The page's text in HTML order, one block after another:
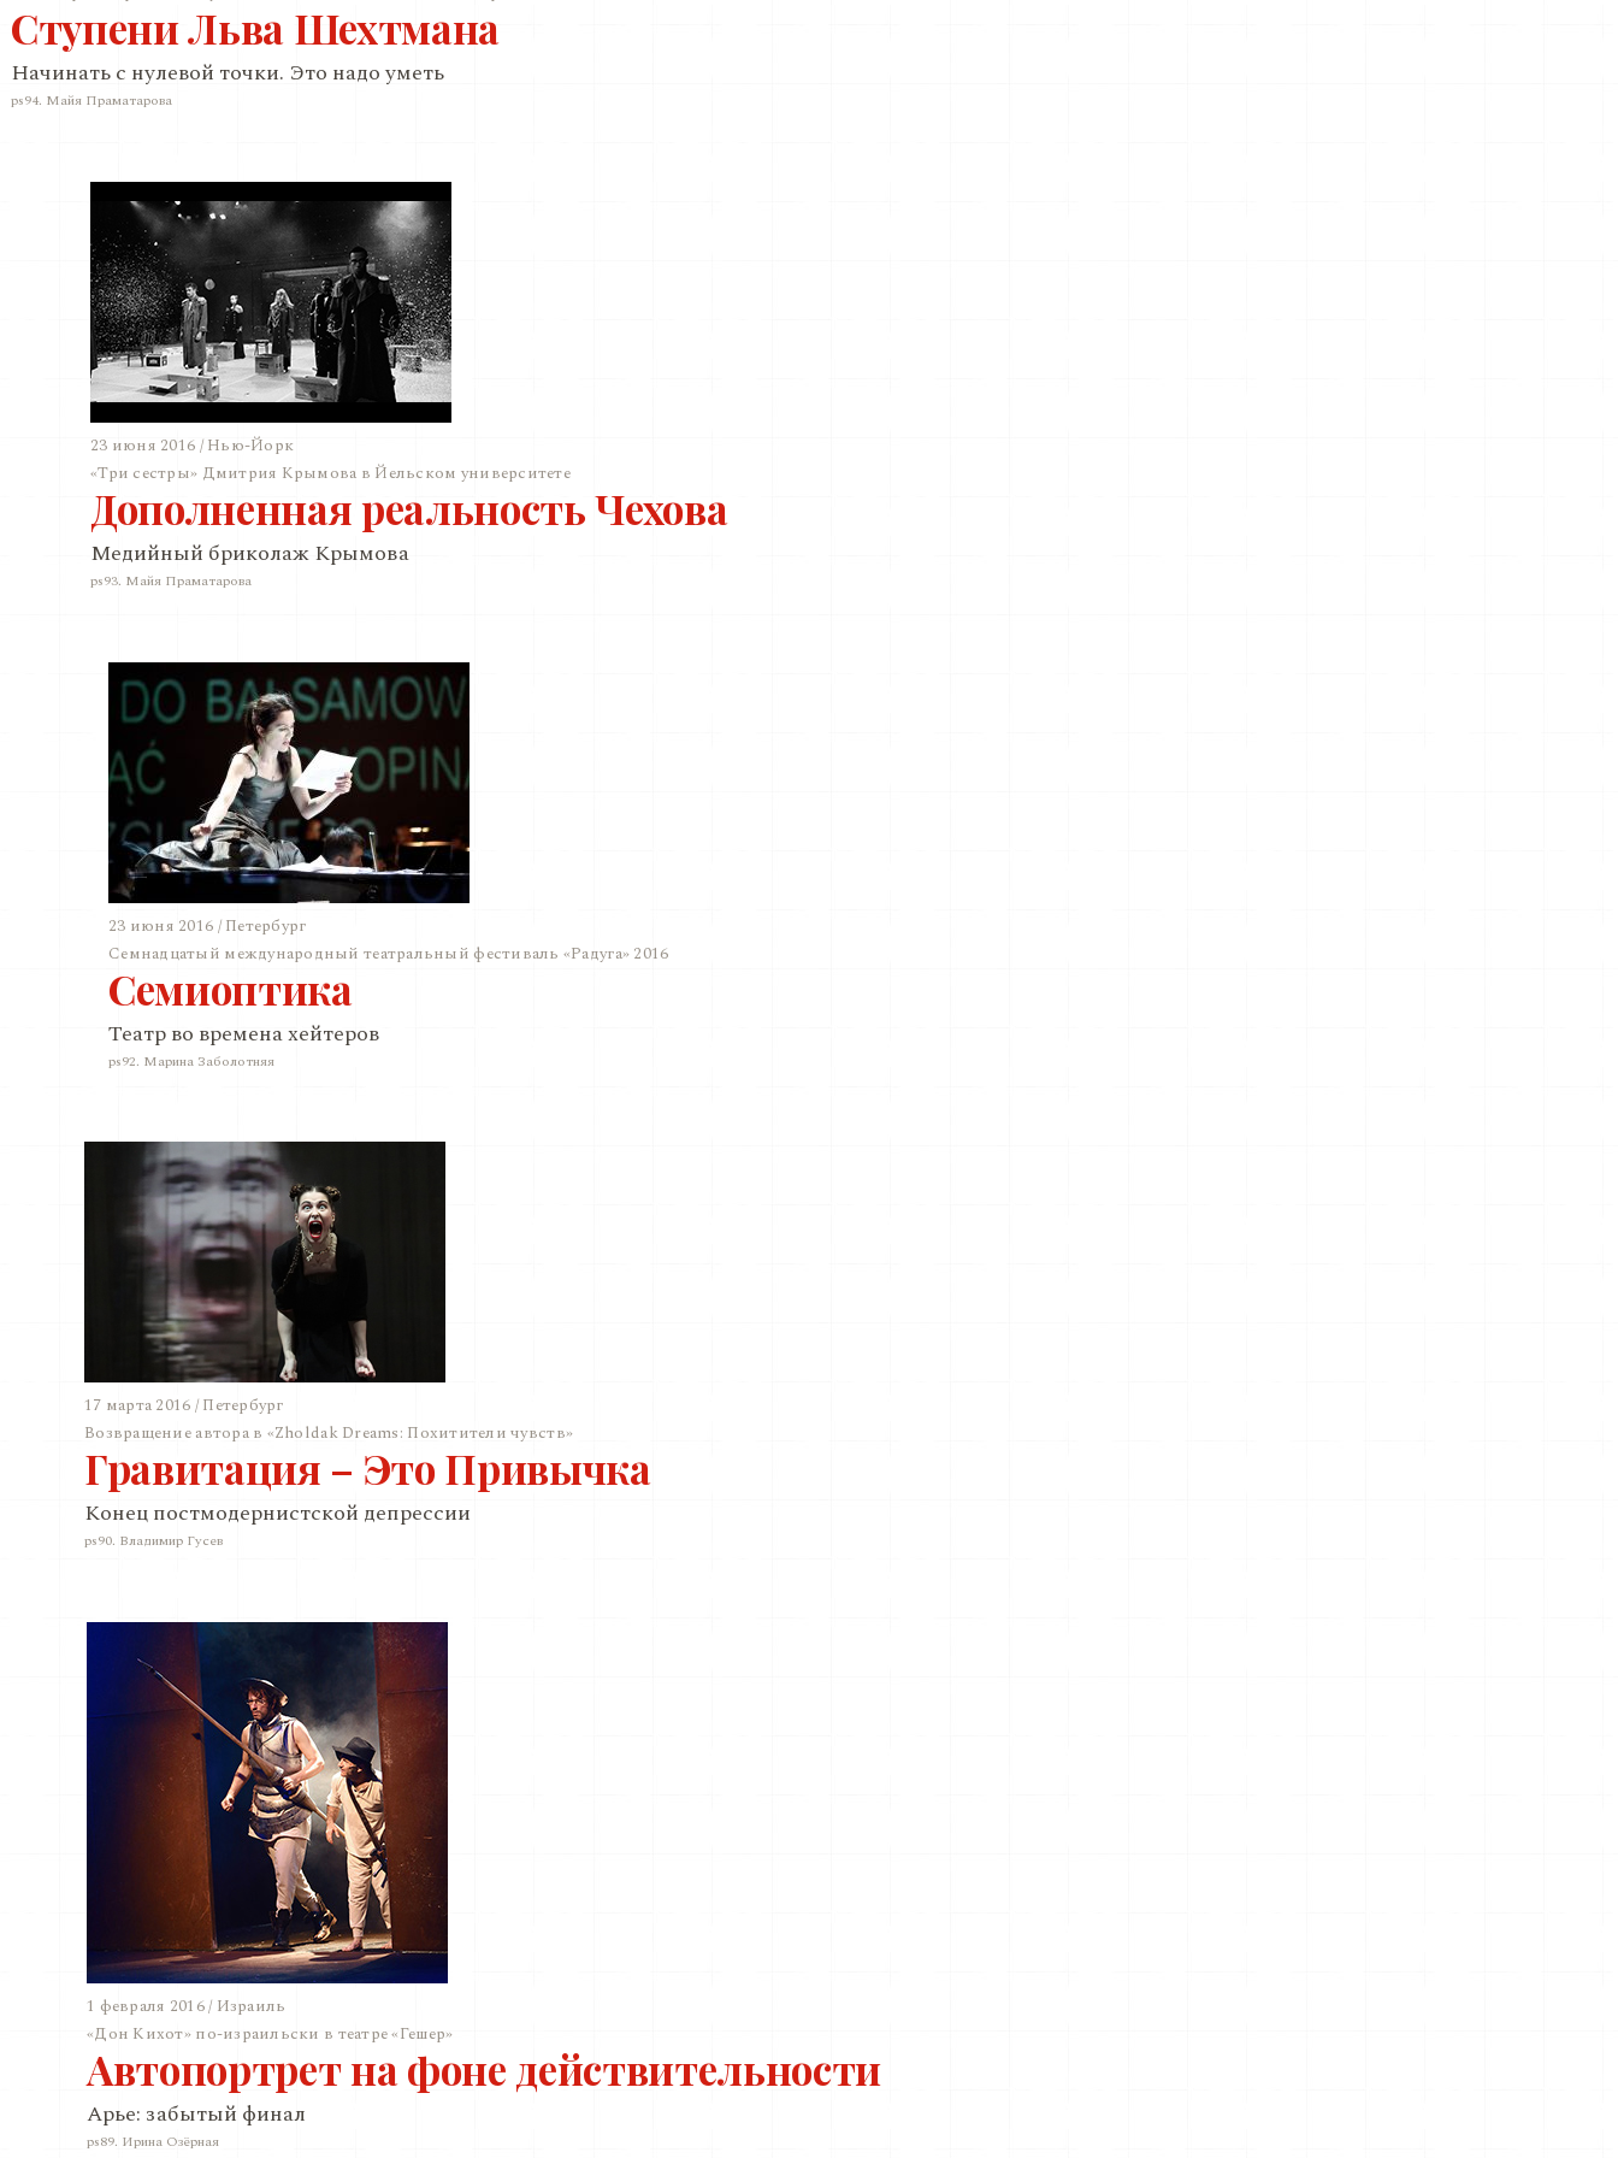
Ступени Льва Шехтмана
Начинать с нулевой точки. Это надо уметь
ps94. Майя Праматарова
23 июня 2016 / Нью-Йорк
«Три сестры» Дмитрия Крымова в Йельском университете
Дополненная реальность Чехова
Медийный бриколаж Крымова
ps93. Майя Праматарова
23 июня 2016 / Петербург
Семнадцатый международный театральный фестиваль «Радуга» 2016
Семиоптика
Театр во времена хейтеров
ps92. Марина Заболотняя
17 марта 2016 / Петербург
Возвращение автора в «Zholdak Dreams: Похитители чувств»
Гравитация – Это Привычка
Конец постмодернистской депрессии
ps90. Владимир Гусев
1 февраля 2016 / Израиль
«Дон Кихот» по-израильски в театре «Гешер»
Автопортрет на фоне действительности
Арье: забытый финал
ps89. Ирина Озёрная